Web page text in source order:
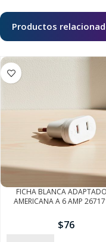
Productos
FICHA BLANCA
AMERICANA A 6 AMP
$76